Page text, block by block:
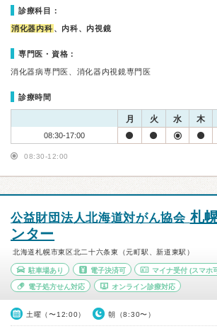
診療科目：
消化器内科 、内科、内視鏡
専門医・資格：
消化器病専門医、消化器内視鏡専門医
診療時間
月 火 水 木
08:30-17:00
08:30-12:00
公益財団法人北海道対がん協会 札
ンター
北海道札幌市東区北二十六条東（元町駅、新道東駅）
駐車場あり 電子決済可 マイナ受付 (スマホ
電子処方せん対応 オンライン診療対応
土曜（〜12:00） 朝（8:30〜）